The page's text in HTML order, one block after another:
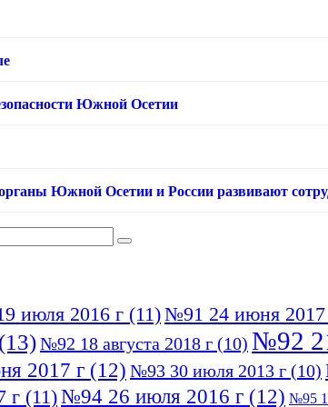
Южной Осетии
Южной Осетии и России развивают
июля 2016 г (11)№91 24 июня 2017
(13)№92 18 августа 2018 г (10) №92
2017 г (12) №93 30 июля 2013 г (10)
г (11)№94 26 июля 2016 г (12) №95 1